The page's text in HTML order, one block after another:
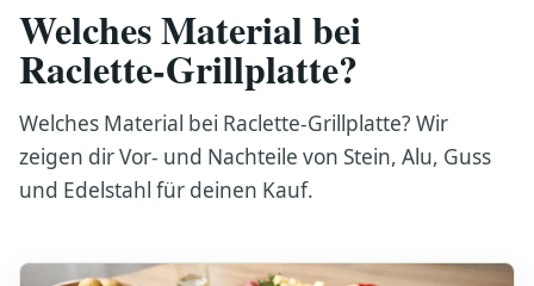
Welches Material bei
Raclette-Grillplatte?
Welches Material bei Raclette-Grillplatte? Wir
zeigen dir Vor- und Nachteile von Stein, Alu, Guss
und Edelstahl für deinen Kauf.